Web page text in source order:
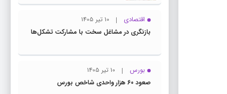
اقتصادی
10 تیر 1405
بازنگری در مشاغل سخت با مشارکت تشکل‌ها
بورس
10 تیر 1405
صعود ۶۰ هزار واحدی شاخص بورس